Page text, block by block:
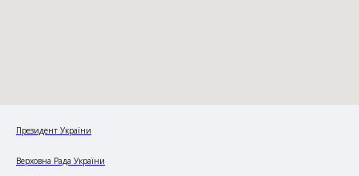
Президент України
Верховна Рада України